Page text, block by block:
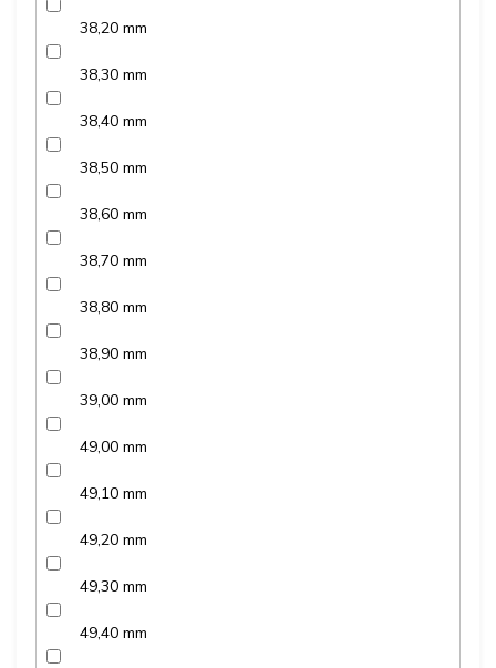
38,20 mm
38,30 mm
38,40 mm
38,50 mm
38,60 mm
38,70 mm
38,80 mm
38,90 mm
39,00 mm
49,00 mm
49,10 mm
49,20 mm
49,30 mm
49,40 mm